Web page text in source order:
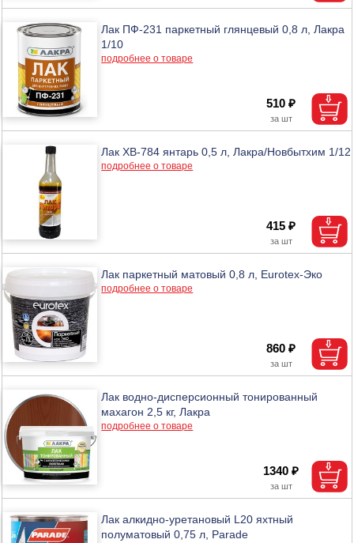
Лак ПФ-231 паркетный глянцевый 0,8 л, Лакра
1/10
подробнее о товаре
510 ₽
Лак ХВ-784 янтарь 0,5 л, Лакра/Новбытхим 1/12
подробнее о товаре
415 ₽
Лак паркетный матовый 0,8 л, Eurotex-Эко
подробнее о товаре
860 ₽
Лак водно-дисперсионный тонированный
махагон 2,5 кг, Лакра
подробнее о товаре
1340 ₽
Лак алкидно-уретановый L20 яхтный
полуматовый 0,75 л, Parade